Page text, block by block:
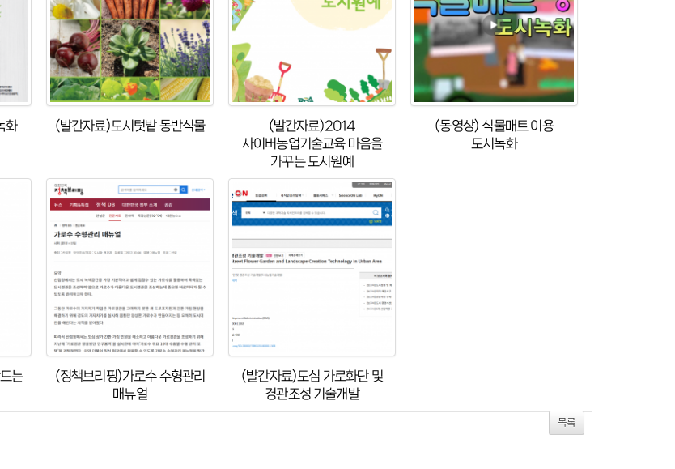
화 (발간자료)도시텃밭 동반식물 (발간자료)2014
사이버농업기술교육 마음을
가꾸는 도시원예
(동영상) 식물매트 이용
도시녹화
는 (정책브리핑)가로수 수형관리
매뉴얼
(발간자료)도심 가로화단 및
경관조성 기술개발
목록